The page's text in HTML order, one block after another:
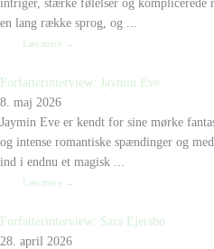
intriger, stærke følelser og komplicerede
en lang række sprog, og ...
Læs mere →
Forfatterinterview: Jaymin Eve
8. maj 2026
Jaymin Eve er kendt for sine mørke
og intense romantiske spændinger og
ind i endnu et magisk ...
Læs mere →
Forfatterinterview: Sara Ejersbo
28. april 2026